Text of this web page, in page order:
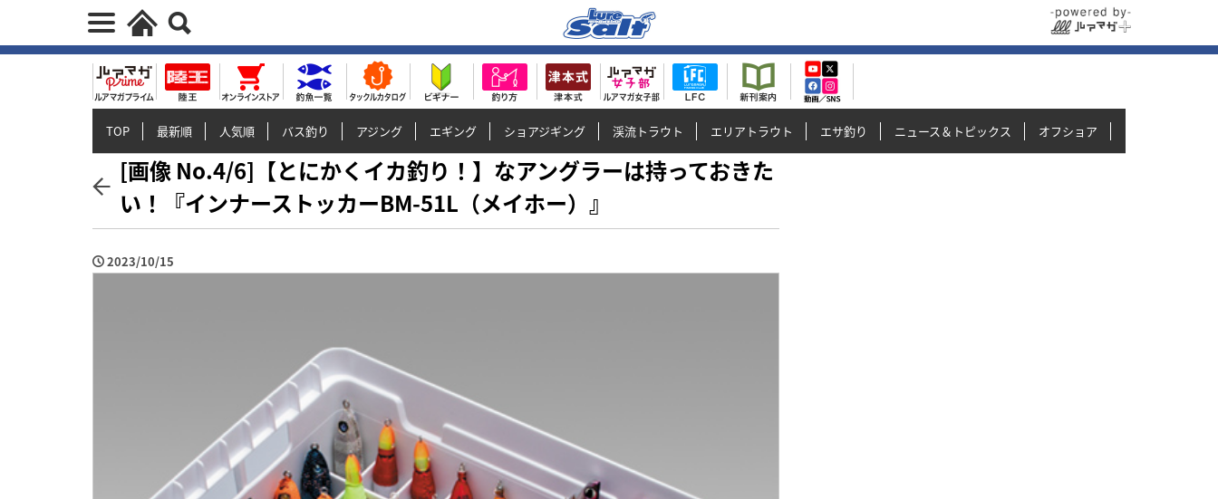
TOP 最新順 人気順 バス釣り アジング エギング ショアジギング 渓流トラウト エリアトラウト エサ釣り ニュース＆トピックス オフショア
[画像 No.4/6]【とにかくイカ釣り！】なアングラーは持っておきた
い！『インナーストッカーBM-51L（メイホー）』
2023/10/15